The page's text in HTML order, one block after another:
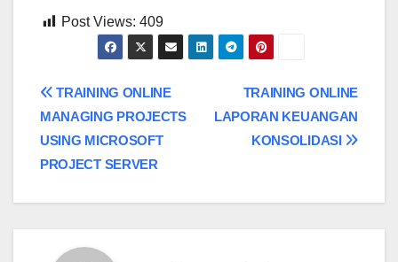
Post Views: 409
Post
navigation
TRAINING ONLINE
LAPORAN KEUANGAN
KONSOLIDASI
TRAINING ONLINE
MANAGING PROJECTS
USING MICROSOFT
PROJECT SERVER